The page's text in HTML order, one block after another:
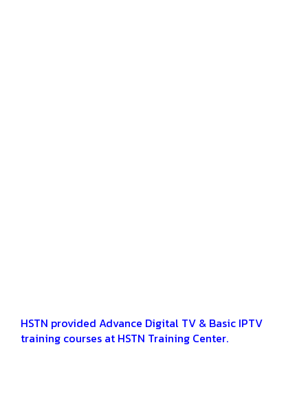
HSTN provided Advance Digital TV & Basic IPTV
training courses at HSTN Training Center.